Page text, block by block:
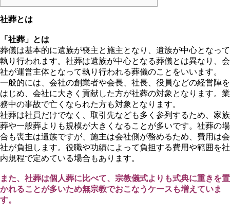
社葬とは
「社葬」とは
葬儀は基本的に遺族が喪主と施主となり、遺族が中心となって
執り行われます。社葬は遺族が中心となる葬儀とは異なり、会
社が運営主体となって執り行われる葬儀のことをいいます。
一般的には、会社の創業者や会長、社長、役員などの経営陣を
はじめ、会社に大きく貢献した方が社葬の対象となります。業
務中の事故で亡くなられた方も対象となります。
社葬は社員だけでなく、取引先なども多く参列するため、家族
葬や一般葬よりも規模が大きくなることが多いです。社葬の場
合も喪主は遺族ですが、施主は会社側が務めるため、費用は会
社が負担します。役職や功績によって負担する費用や範囲を社
内規程で定めている場合もあります。
また、社葬は個人葬に比べて、宗教儀式よりも式典に重きを置
かれることが多いため無宗教でおこなうケースも増えていま
す。